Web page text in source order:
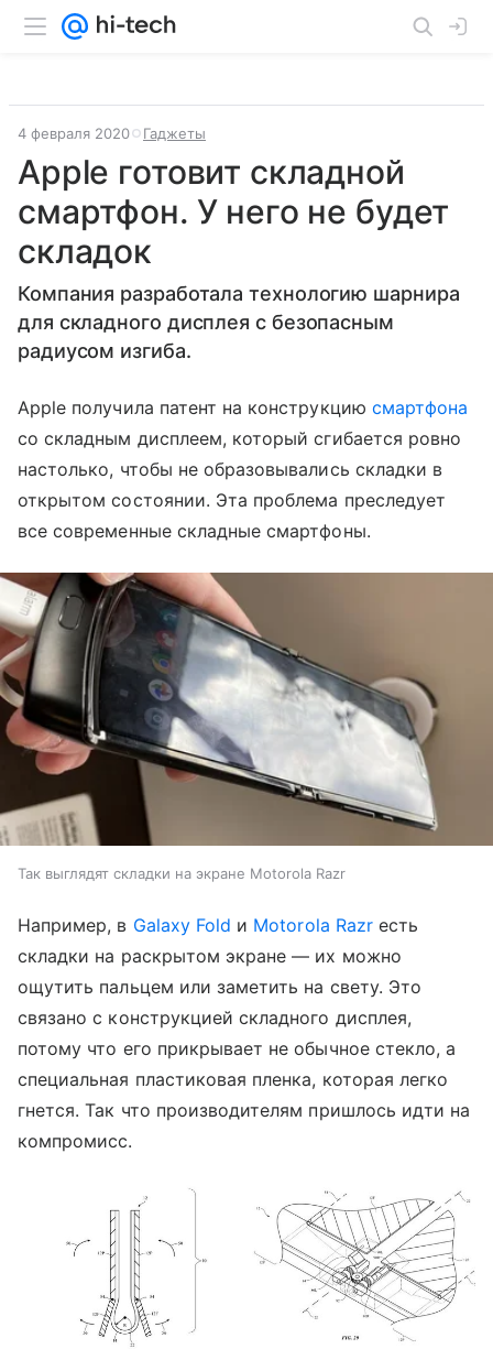
4 февраля 2020 Гаджеты
Apple готовит складной
смартфон. У него не будет
складок
Компания разработала технологию шарнира
для складного дисплея с безопасным
радиусом изгиба.
Apple получила патент на конструкцию смартфона
со складным дисплеем, который сгибается ровно
настолько, чтобы не образовывались складки в
открытом состоянии. Эта проблема преследует
все современные складные смартфоны.
Так выглядят складки на экране Motorola Razr
Например, в Galaxy Fold и Motorola Razrесть
складки на раскрытом экране — их можно
ощутить пальцем или заметить на свету. Это
связано с конструкцией складного дисплея,
потому что его прикрывает не обычное стекло, а
специальная пластиковая пленка, которая легко
гнется. Так что производителям пришлось идти на
компромисс.